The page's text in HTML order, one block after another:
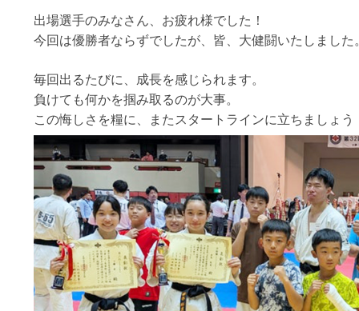
出場選手のみなさん、お疲れ様でした！
今回は優勝者ならずでしたが、皆、大健闘いたしました
毎回出るたびに、成長を感じられます。
負けても何かを掴み取るのが大事。
この悔しさを糧に、またスタートラインに立ちましょう